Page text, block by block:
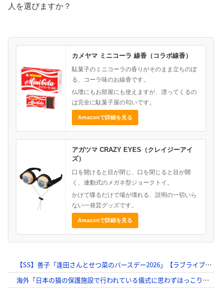
人を選びますか？
カメヤマ ミニコーラ 線香（コラボ線香）
駄菓子のミニコーラの香りがそのまま立ちのぼ
る、コーラ味のお線香です。
仏壇にもお部屋にも使えますが、漂ってくるの
は完全に駄菓子屋の匂いです。
Amazonで詳細を見る
アガツマ CRAZY EYES（クレイジーアイ
ズ）
口を開けると目が閉じ、口を閉じると目が開
く、連動式のメガネ型ジョークトイ。
かけて喋るだけで場が壊れる、説明の一切いら
ない一発芸グッズです。
Amazonで詳細を見る